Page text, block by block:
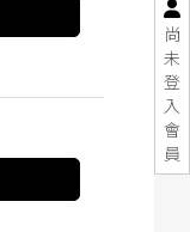
尚
未
登
入
會
員